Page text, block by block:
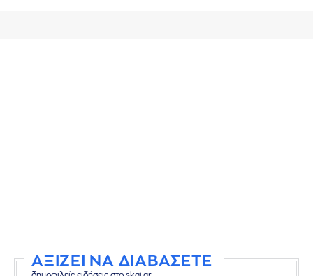
ΑΞΙΖΕΙ ΝΑ ΔΙΑΒΑΣΕΤΕ